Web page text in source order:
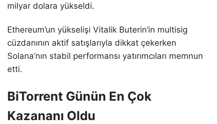
milyar dolara yükseldi.
Ethereum’un yükselişi Vitalik Buterin’in multisig
cüzdanının aktif satışlarıyla dikkat çekerken
Solana’nın stabil performansı yatırımcıları memnun
etti.
BiTorrent Günün En Çok
Kazananı Oldu